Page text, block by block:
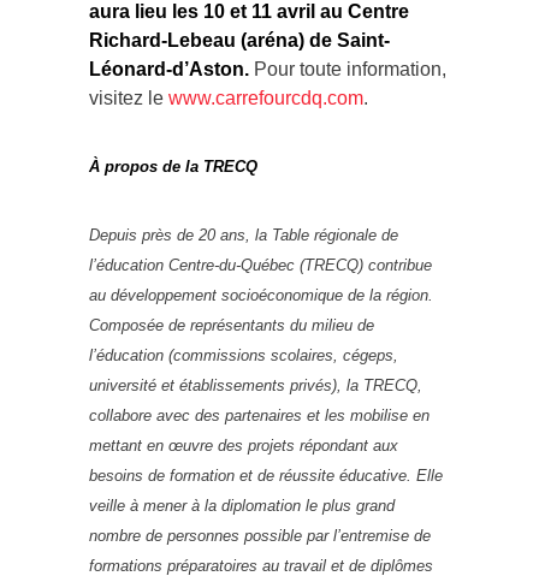
aura lieu les 10 et 11 avril au Centre
Richard-Lebeau (aréna) de Saint-
Léonard-d’Aston. Pour toute information,
visitez le www.carrefourcdq.com.
À propos de la TRECQ
Depuis près de 20 ans, la Table régionale de
l’éducation Centre-du-Québec (TRECQ) contribue
au développement socioéconomique de la région.
Composée de représentants du milieu de
l’éducation (commissions scolaires, cégeps,
université et établissements privés), la TRECQ,
collabore avec des partenaires et les mobilise en
mettant en œuvre des projets répondant aux
besoins de formation et de réussite éducative. Elle
veille à mener à la diplomation le plus grand
nombre de personnes possible par l’entremise de
formations préparatoires au travail et de diplômes